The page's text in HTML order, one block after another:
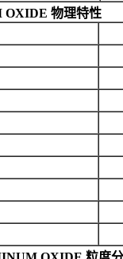
OXIDE 物理特性